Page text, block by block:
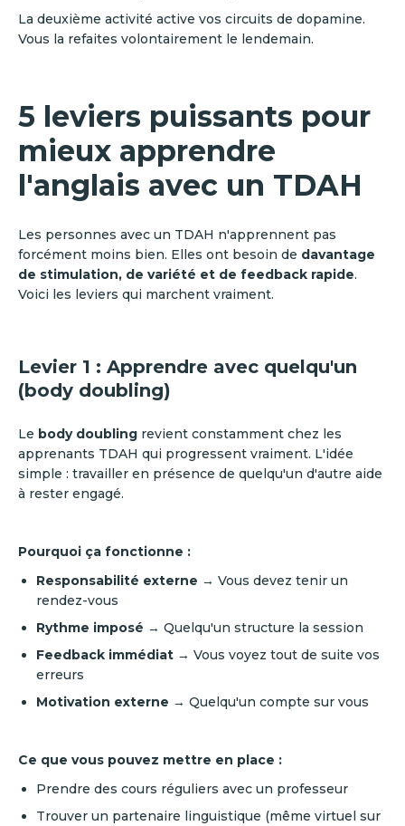
La deuxième activité active vos circuits de dopamine.
Vous la refaites volontairement le lendemain.
5 leviers puissants pour
mieux apprendre
l'anglais avec un TDAH
Les personnes avec un TDAH n'apprennent pas
forcément moins bien. Elles ont besoin de davantage
de stimulation, de variété et de feedback rapide.
Voici les leviers qui marchent vraiment.
Levier 1 : Apprendre avec quelqu'un
(body doubling)
Le body doubling revient constamment chez les
apprenants TDAH qui progressent vraiment. L'idée
simple : travailler en présence de quelqu'un d'autre aide
à rester engagé.
Pourquoi ça fonctionne :
Responsabilité externe → Vous devez tenir un
rendez-vous
Rythme imposé → Quelqu'un structure la session
Feedback immédiat → Vous voyez tout de suite vos
erreurs
Motivation externe → Quelqu'un compte sur vous
Ce que vous pouvez mettre en place :
Prendre des cours réguliers avec un professeur
Trouver un partenaire linguistique (même virtuel sur